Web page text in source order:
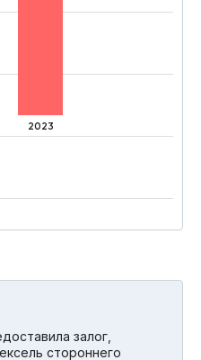
2023
залог,
стороннего